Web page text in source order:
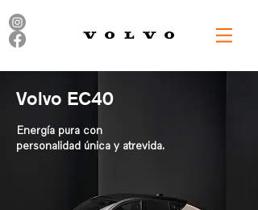
Volvo EC40
Energía pura con
personalidad única y atrevida.